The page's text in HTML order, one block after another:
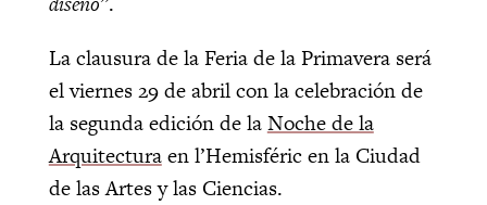
La clausura de la Feria de la Primavera será
el viernes 29 de abril con la celebración de
la segunda edición de laNoche de la
Arquitecturaen l’Hemisféric en la Ciudad
de las Artes y las Ciencias.